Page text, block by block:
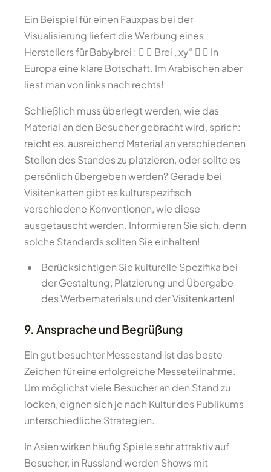
Ein Beispiel für einen Fauxpas bei der
Visualisierung liefert die Werbung eines
Herstellers für Babybrei :   Brei „xy“   In
Europa eine klare Botschaft. Im Arabischen aber
liest man von links nach rechts!
Schließlich muss überlegt werden, wie das
Material an den Besucher gebracht wird, sprich:
reicht es, ausreichend Material an verschiedenen
Stellen des Standes zu platzieren, oder sollte es
persönlich übergeben werden? Gerade bei
Visitenkarten gibt es kulturspezifisch
verschiedene Konventionen, wie diese
ausgetauscht werden. Informieren Sie sich, denn
solche Standards sollten Sie einhalten!
Berücksichtigen Sie kulturelle Spezifika bei
der Gestaltung, Platzierung und Übergabe
des Werbematerials und der Visitenkarten!
9. Ansprache und Begrüßung
Ein gut besuchter Messestand ist das beste
Zeichen für eine erfolgreiche Messeteilnahme.
Um möglichst viele Besucher an den Stand zu
locken, eignen sich je nach Kultur des Publikums
unterschiedliche Strategien.
In Asien wirken häufig Spiele sehr attraktiv auf
Besucher, in Russland werden Shows mit